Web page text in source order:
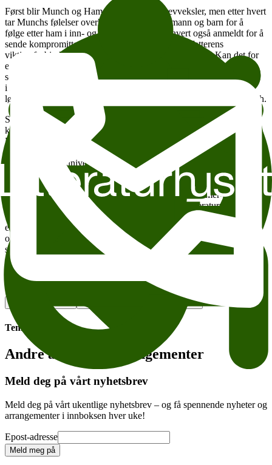
Først blir Munch og Hamsun venner, de brevveksler, men etter hvert
tar Munchs følelser overhånd. Hun forlater mann og barn for å
følge etter ham i inn- og utland og blir etter hvert også anmeldt for å
sende kompromitterende brev til den berømte forfatterens
viktige forbindelser. Men kan ting ha vært annerledes? Kan det for
eksempel ha vært Knut Hamsun som skrev de rammende brevene
selv? Forfatter
Selma Lønning Aarøhar gjort research
i Nasjonalbibliotekets arkiver og skriver i sin roman Hennes
løgnaktige ytre fram sin versjon av 1800-tallsstalkeren Anna Munch.
Svenske
Lena Andersson
kjærlighetssyke Ester. I den siste,
Uten personlig ansvar
, tolker
Ester endatil en brukt porsjonssnus på toppen av callinganlegget i
blokka si som et tegn på gifte Olofs ildfulle kjærlighet. Alle detaljer
fortolkes slik at universet selv blir stående som en garantist for
relasjonen. Men er egentlig Olof så keen?
«Men handler den om kjærlighet? Handler den ikke mer om
forelskelse som besettelse?» skriver forfatter og litteraturprofessor
Christian Refsum
om Anderssons roman i sin
essaysamling
Kjærlighet som religion
. Nå møter Aarø, Andersson
og Refusm litteraturkritiker og skribent
Ellen Sofie Lauritzen
samtale om forelskelsens maniske tvilling.
Wergeland Litteraturhuset Selma Lønning Aarø, Lena Andersson og
Christian Refsum
Om tilgjengelighet
Tema:
Andre anbefalte arrangementer
Meld deg på vårt nyhetsbrev
Meld deg på vårt ukentlige nyhetsbrev – og få spennende nyheter og
arrangementer i innboksen hver uke!
Epost-adresse
Meld meg på